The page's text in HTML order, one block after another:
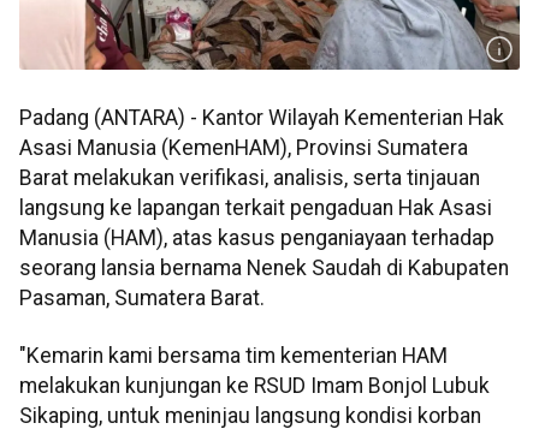
Padang (ANTARA) - Kantor Wilayah Kementerian Hak
Asasi Manusia (KemenHAM), Provinsi Sumatera
Barat melakukan verifikasi, analisis, serta tinjauan
langsung ke lapangan terkait pengaduan Hak Asasi
Manusia (HAM), atas kasus penganiayaan terhadap
seorang lansia bernama Nenek Saudah di Kabupaten
Pasaman, Sumatera Barat.
"Kemarin kami bersama tim kementerian HAM
melakukan kunjungan ke RSUD Imam Bonjol Lubuk
Sikaping, untuk meninjau langsung kondisi korban